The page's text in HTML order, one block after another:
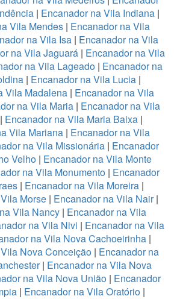
| Encanador na Vila Indiana|
Vila Mendes| Encanador na Vila
na Vila Isa| Encanador na Vila
na Vila Jaguará | Encanador na Vila
na Vila Lageado| Encanador na
| Encanador na Vila Lucia|
Vila Madalena| Encanador na Vila
na Vila Maria | Encanador na Vila
Encanador na Vila Maria Baixa|
Vila Mariana | Encanador na Vila
na Vila Missionária | Encanador
Velho | Encanador na Vila Monte
na Vila Monumento| Encanador
| Encanador na Vila Moreira|
Morse | Encanador na Vila Nair|
Vila Nancy | Encanador na Vila
na Vila Nivi | Encanador na Vila
na Vila Nova Cachoeirinha |
Nova Conceição| Encanador na
| Encanador na Vila Nova
na Vila Nova União | Encanador
| Encanador na Vila Oratório |